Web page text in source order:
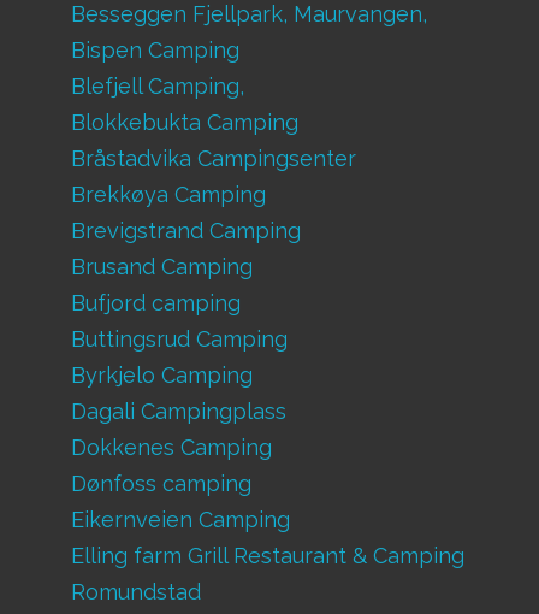
Besseggen Fjellpark, Maurvangen,
Bispen Camping
Blefjell Camping,
Blokkebukta Camping
Bråstadvika Campingsenter
Brekkøya Camping
Brevigstrand Camping
Brusand Camping
Bufjord camping
Buttingsrud Camping
Byrkjelo Camping
Dagali Campingplass
Dokkenes Camping
Dønfoss camping
Eikernveien Camping
Elling farm Grill Restaurant & Camping
Romundstad